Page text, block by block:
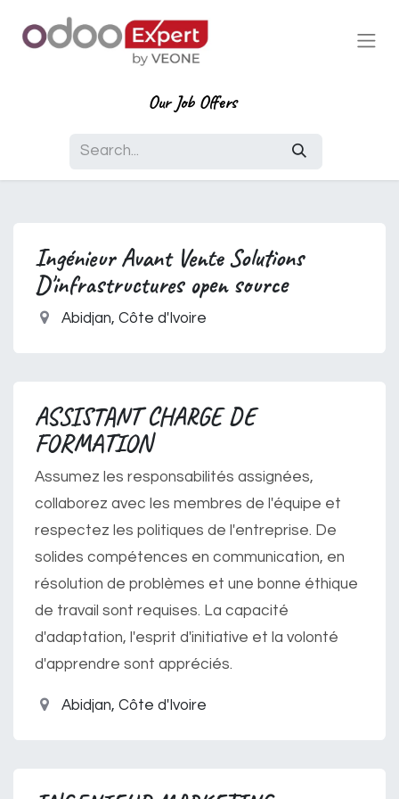
Our Job Offers
Ingénieur Avant Vente Solutions
D'infrastructures open source
Abidjan,Côte d'Ivoire
ASSISTANT CHARGE DE
FORMATION
Assumez les responsabilités assignées,
collaborez avec les membres de l'équipe et
respectez les politiques de l'entreprise. De
solides compétences en communication, en
résolution de problèmes et une bonne éthique
de travail sont requises. La capacité
d'adaptation, l'esprit d'initiative et la volonté
d'apprendre sont appréciés.
Abidjan,Côte d'Ivoire